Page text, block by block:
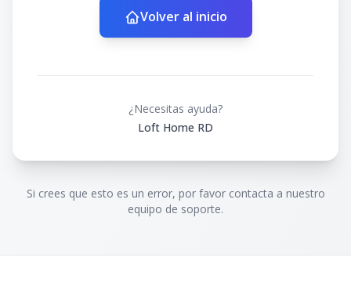
Volver al inicio
¿Necesitas ayuda?
Loft Home RD
Si crees que esto es un error, por favor contacta a nuestro
equipo de soporte.